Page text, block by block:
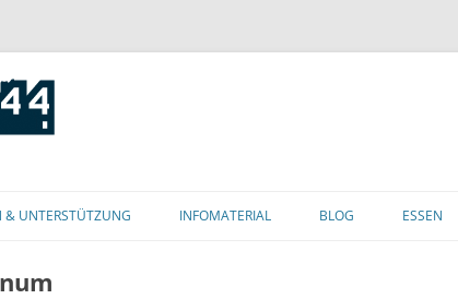
Inhalt
& UNTERSTÜTZUNG INFOMATERIAL BLOG ESSEN